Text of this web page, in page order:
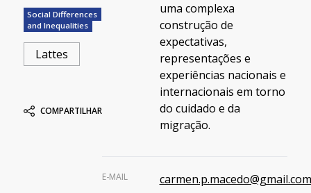
Social Differences
and Inequalities
Lattes
COMPARTILHAR
uma complexa
construção de
expectativas,
representações e
experiências nacionais e
internacionais em torno
do cuidado e da
migração.
E-MAIL carmen.p.macedo@gmail.com